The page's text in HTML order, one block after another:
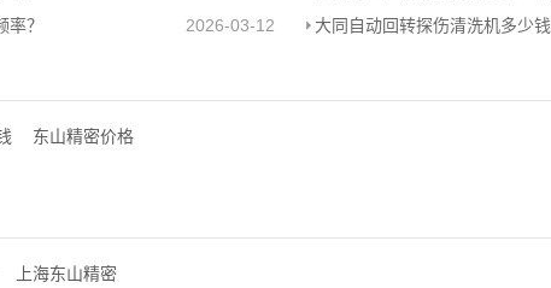
？
2026-03-12 大同自动回转探伤清洗机多少钱
东山精密价格
上海东山精密